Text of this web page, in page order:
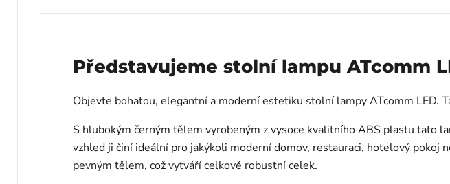
Představujeme stolní lampu ATcomm
Objevte bohatou, elegantní a moderní estetiku stolní lampy ATcomm
S hlubokým černým tělem vyrobeným z vysoce kvalitního ABS plastu tato
vzhled ji činí ideální pro jakýkoli moderní domov, restauraci, hotelový
pevným tělem, což vytváří celkově robustní celek.